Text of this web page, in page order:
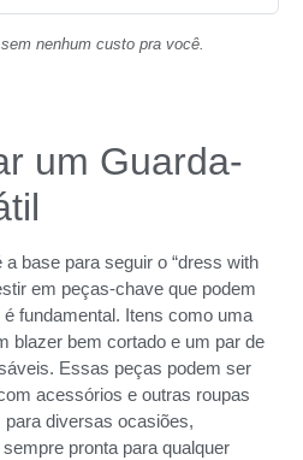
nenhum custo pra você.
um Guarda-
base para seguir o “dress with
em peças-chave que podem
fundamental. Itens como uma
blazer bem cortado e um par de
Essas peças podem ser
acessórios e outras roupas
diversas ocasiões,
pronta para qualquer